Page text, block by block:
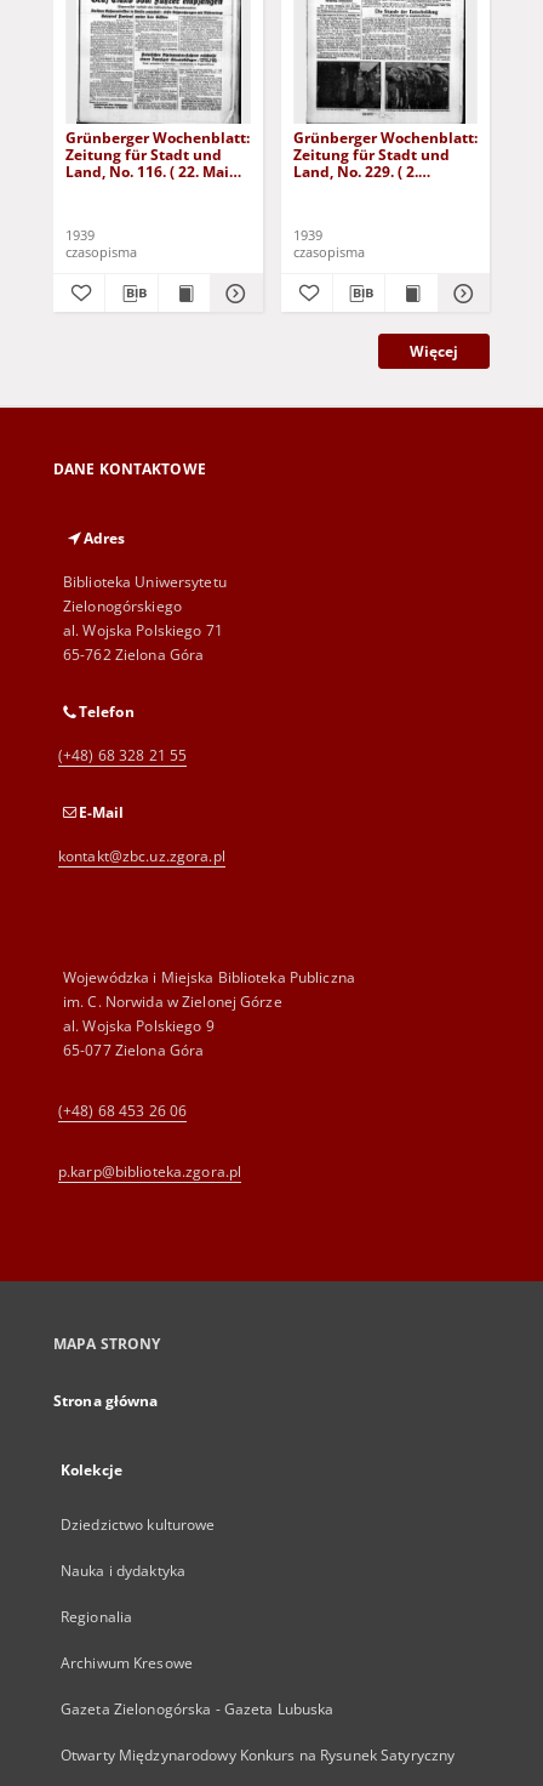
Grünberger Wochenblatt:
Zeitung für Stadt und
Land, No. 116. ( 22. Mai
1939
czasopisma
Grünberger Wochenblatt:
Zeitung für Stadt und
Land, No. 229. ( 2.
1939
czasopisma
Więcej
DANE KONTAKTOWE
Adres
Biblioteka Uniwersytetu
Zielonogórskiego
al. Wojska Polskiego 71
65-762 Zielona Góra
Telefon
(+48) 68 328 21 55
E-Mail
kontakt@zbc.uz.zgora.pl
Wojewódzka i Miejska Biblioteka Publiczna
im. C. Norwida w Zielonej Górze
al. Wojska Polskiego 9
65-077 Zielona Góra
(+48) 68 453 26 06
p.karp@biblioteka.zgora.pl
MAPA STRONY
Strona główna
Kolekcje
Dziedzictwo kulturowe
Nauka i dydaktyka
Regionalia
Archiwum Kresowe
Gazeta Zielonogórska - Gazeta Lubuska
Otwarty Międzynarodowy Konkurs na Rysunek Satyryczny